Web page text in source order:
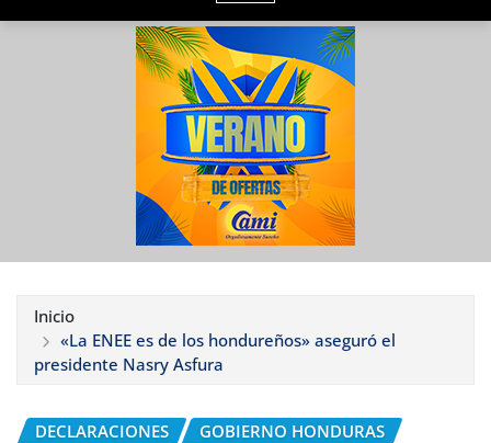
Inicio
«La ENEE es de los hondureños» aseguró el
presidente Nasry Asfura
DECLARACIONES
GOBIERNO HONDURAS